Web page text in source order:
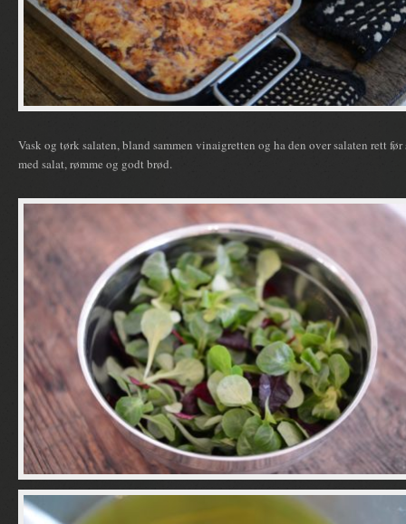
Vask og tørk salaten, bland sammen vinaigretten og ha den over salaten rett før
med salat, rømme og godt brød.